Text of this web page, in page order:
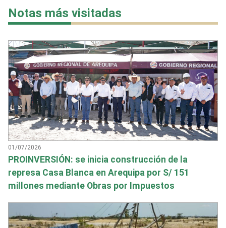
Notas más visitadas
01/07/2026
PROINVERSIÓN: se inicia construcción de la
represa Casa Blanca en Arequipa por S/ 151
millones mediante Obras por Impuestos